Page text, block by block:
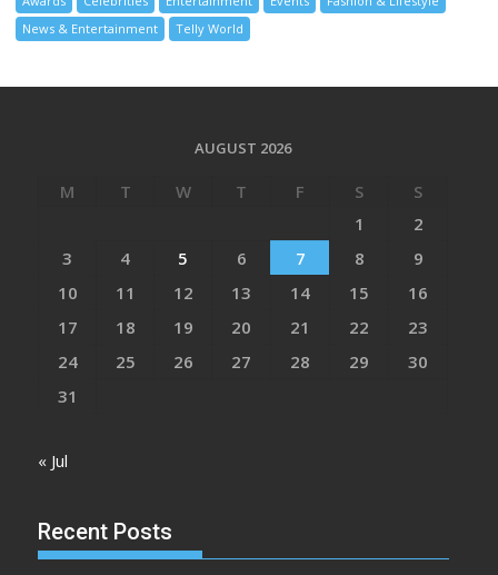
News & Entertainment
Telly World
AUGUST 2026
M T W T F S
S
1
2
3
4 5 6 7 8
9
10
11 12 13 14 15
16
17
18 19 20 21 22
23
24
25 26 27 28 29
30
31
« Jul
Recent Posts